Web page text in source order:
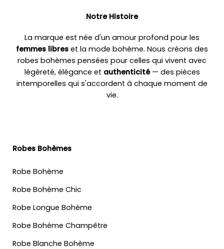
Notre Histoire
La marque est née d'un amour profond pour les
femmes libres et la mode bohème. Nous créons des
robes bohèmes pensées pour celles qui vivent avec
légèreté, élégance et authenticité— des pièces
intemporelles qui s'accordent à chaque moment de
vie.
Robes Bohèmes
Robe Bohème
Robe Bohème Chic
Robe Longue Bohème
Robe Bohème Champêtre
Robe Blanche Bohème